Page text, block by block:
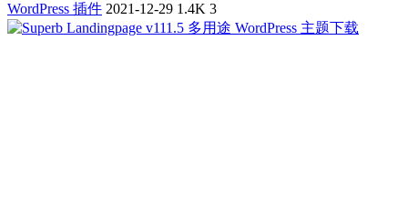
WordPress 插件 2021-12-29 1.4K 3